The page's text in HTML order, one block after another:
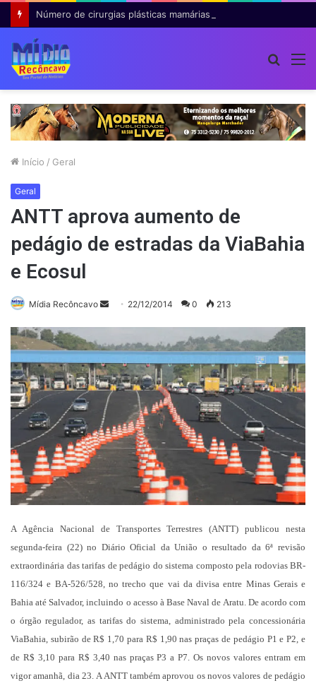
Início / Geral
Geral
ANTT aprova aumento de
pedágio de estradas da ViaBahia
e Ecosul
Mídia Recôncavo
Mande
mail
22/12/2014 0 213
A Agência Nacional de Transportes Terrestres (ANTT) publicou nesta
segunda-feira (22) no Diário Oficial da União o resultado da 6ª revisão
extraordinária das tarifas de pedágio do sistema composto pela rodovias BR-
116/324 e BA-526/528, no trecho que vai da divisa entre Minas Gerais e
Bahia até Salvador, incluindo o acesso à Base Naval de Aratu. De acordo com
o órgão regulador, as tarifas do sistema, administrado pela concessionária
ViaBahia, subirão de R$ 1,70 para R$ 1,90 nas praças de pedágio P1 e P2, e
de R$ 3,10 para R$ 3,40 nas praças P3 a P7. Os novos valores entram em
vigor amanhã, dia 23. A ANTT também aprovou os novos valores de pedágio